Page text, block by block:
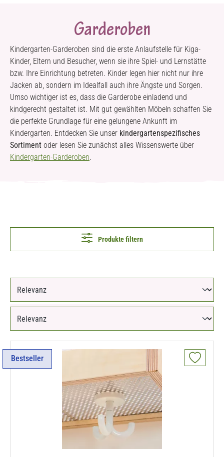
Garderoben
Kindergarten-Garderoben sind die erste Anlaufstelle für Kiga-
Kinder, Eltern und Besucher, wenn sie ihre Spiel- und Lernstätte
bzw. Ihre Einrichtung betreten. Kinder legen hier nicht nur ihre
Jacken ab, sondern im Idealfall auch ihre Ängste und Sorgen.
Umso wichtiger ist es, dass die Garderobe einladend und
kindgerecht gestaltet ist. Mit gut gewählten Möbeln schaffen Sie
die perfekte Grundlage für eine gelungene Ankunft im
Kindergarten. Entdecken Sie unser kindergartenspezifisches
Sortiment oder lesen Sie zunächst alles Wissenswerte über
Kindergarten-Garderoben.
Produkte filtern
Bestseller